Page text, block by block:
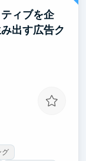
距離で見ら
まる瞬間に
には、これ
ィブを企
出す広告ク
グ